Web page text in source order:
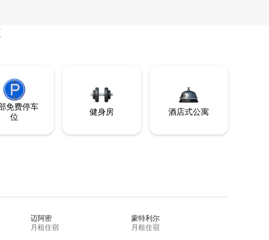
免费停车
位
健身房 酒店式公寓
迈阿密
月租住宿
蒙特利尔
月租住宿